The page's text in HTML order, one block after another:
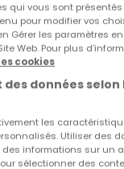
150 m²
SARL
qui vous sont
pour modifier vos
Gérer les paramètres
Web. Pour plus
cookies
données selon
les
Utiliser des
informations sur un
sélectionner des